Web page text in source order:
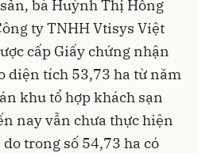
bà Huỳnh Thị Hồng
ty TNHH Vtisys Việt
cấp Giấy chứng nhận
diện tích 53,73 ha từ năm
khu tổ hợp khách sạn
nay vẫn chưa thực hiện
trong số 54,73 ha có